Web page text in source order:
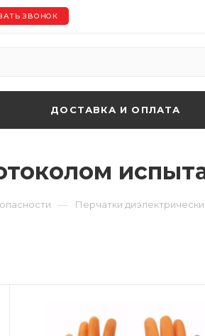
ЗВОНОК
ДОСТАВКА И ОПЛАТА
— Перчатки